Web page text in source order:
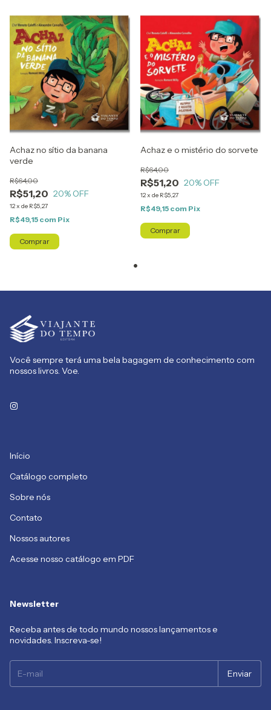
Achaz no sítio da banana
verde
R$51,20
R$64,00
20% OFF
12x de R$5,27
R$49,15 com Pix
Achaz e o mistério do sorvete
R$51,20
R$64,00
20% OFF
12x de R$5,27
R$49,15 com Pix
Você sempre terá uma bela bagagem de conhecimento com
nossos livros. Voe.
Início
Catálogo completo
Sobre nós
Contato
Nossos autores
Acesse nosso catálogo em PDF
Newsletter
Receba antes de todo mundo nossos lançamentos e
novidades. Inscreva-se!